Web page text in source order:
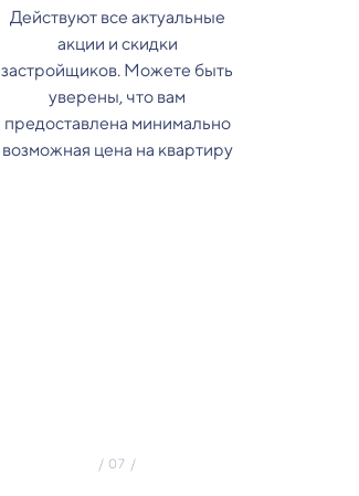
Действуют все актуальные
акции и скидки
застройщиков. Можете быть
уверены, что вам
предоставлена минимально
возможная цена на квартиру